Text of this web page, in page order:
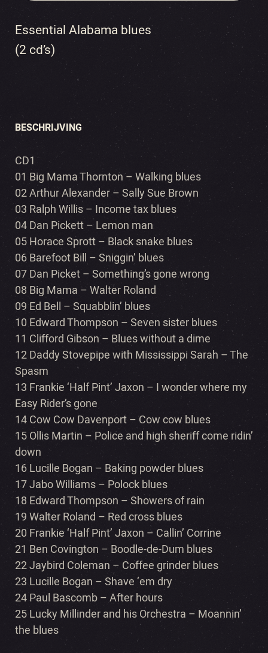
Essential Alabama blues
(2 cd’s)
BESCHRIJVING
CD1
01 Big Mama Thornton – Walking blues
02 Arthur Alexander – Sally Sue Brown
03 Ralph Willis – Income tax blues
04 Dan Pickett – Lemon man
05 Horace Sprott – Black snake blues
06 Barefoot Bill – Sniggin’ blues
07 Dan Picket – Something’s gone wrong
08 Big Mama – Walter Roland
09 Ed Bell – Squabblin’ blues
10 Edward Thompson – Seven sister blues
11 Clifford Gibson – Blues without a dime
12 Daddy Stovepipe with Mississippi Sarah – The
Spasm
13 Frankie ‘Half Pint’ Jaxon – I wonder where my
Easy Rider’s gone
14 Cow Cow Davenport – Cow cow blues
15 Ollis Martin – Police and high sheriff come ridin’
down
16 Lucille Bogan – Baking powder blues
17 Jabo Williams – Polock blues
18 Edward Thompson – Showers of rain
19 Walter Roland – Red cross blues
20 Frankie ‘Half Pint’ Jaxon – Callin’ Corrine
21 Ben Covington – Boodle-de-Dum blues
22 Jaybird Coleman – Coffee grinder blues
23 Lucille Bogan – Shave ‘em dry
24 Paul Bascomb – After hours
25 Lucky Millinder and his Orchestra – Moannin’
the blues